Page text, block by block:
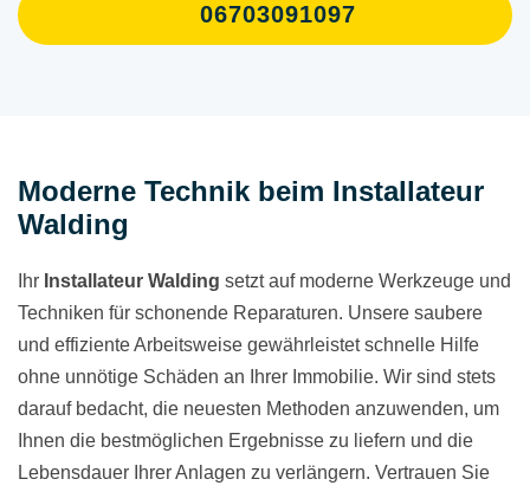
06703091097
Moderne Technik beim Installateur
Walding
Ihr Installateur Walding setzt auf moderne Werkzeuge und
Techniken für schonende Reparaturen. Unsere saubere
und effiziente Arbeitsweise gewährleistet schnelle Hilfe
ohne unnötige Schäden an Ihrer Immobilie. Wir sind stets
darauf bedacht, die neuesten Methoden anzuwenden, um
Ihnen die bestmöglichen Ergebnisse zu liefern und die
Lebensdauer Ihrer Anlagen zu verlängern. Vertrauen Sie